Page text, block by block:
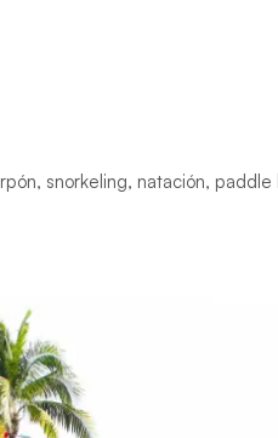
snorkeling, natación,